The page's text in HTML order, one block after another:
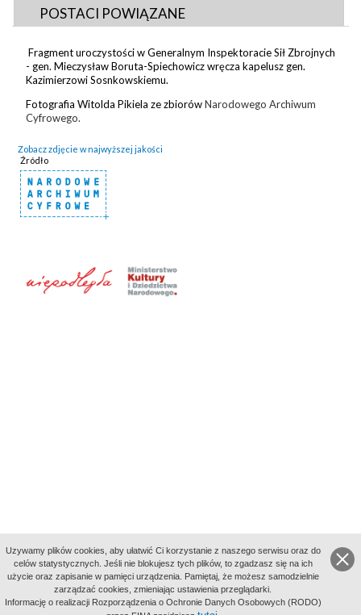
POSTACI POWIĄZANE
Fragment uroczystości w Generalnym Inspektoracie Sił Zbrojnych
- gen. Mieczysław Boruta-Spiechowicz wręcza kapelusz gen.
Kazimierzowi Sosnkowskiemu.
Fotografia Witolda Pikiela ze zbiorówNarodowego Archiwum
Cyfrowego.
Zobacz zdjęcie w najwyższej jakości
Źródło
Uzywamy plików cookies, aby ułatwić Ci korzystanie z naszego serwisu oraz do
celów statystycznych. Jeśli nie blokujesz tych plików, to zgadzasz się na ich
użycie oraz zapisanie w pamięci urządzenia. Pamiętaj, że możesz samodzielnie
zarządzać cookies, zmieniając ustawienia przeglądarki.
Informację o realizacji Rozporządzenia o Ochronie Danych Osobowych (RODO)